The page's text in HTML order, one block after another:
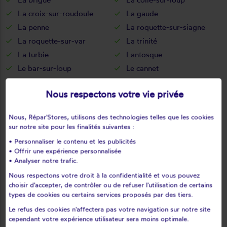
La croix-sur-roudoule
La gaude
La penne
La roquette-sur-siagne
La roquette-sur-var
La trinité
La turbie
Lantosque
Le bar-sur-loup
Le cannet
Le mas
Le rouret
Le tignet
Les ferres
Lieuche
Lucéram
L'escarène
Malaussène
Mandelieu-la-napoule
Massoins
Mouans-sartoux
Mougins
Moulinet
Nice
Opio
Pégomas
Peille
Peillon
Nous respectons votre vie privée
Nous, Répar'Stores, utilisons des technologies telles que les cookies
sur notre site pour les finalités suivantes :
• Personnaliser le contenu et les publicités
• Offrir une expérience personnalisée
• Analyser notre trafic.
Nous respectons votre droit à la confidentialité et vous pouvez
choisir d'accepter, de contrôler ou de refuser l'utilisation de certains
types de cookies ou certains services proposés par des tiers.
Le refus des cookies n'affectera pas votre navigation sur notre site
cependant votre expérience utilisateur sera moins optimale.